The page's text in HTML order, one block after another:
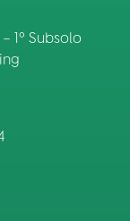
1º Subsolo